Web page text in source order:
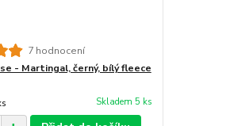
7 hodnocení
- Martingal, černý, bílý fleece
Skladem 5 ks